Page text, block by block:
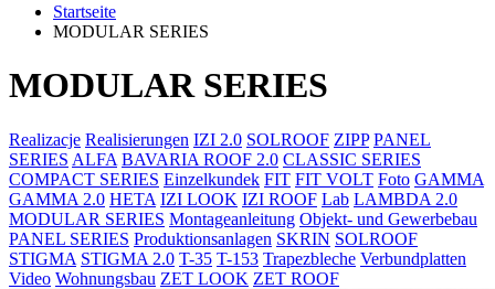
Startseite
MODULAR SERIES
MODULAR SERIES
Realizacje Realisierungen IZI 2.0 SOLROOF ZIPP PANEL
SERIES ALFA BAVARIA ROOF 2.0 CLASSIC SERIES
COMPACT SERIES Einzelkundek FIT FIT VOLT Foto GAMMA
GAMMA 2.0 HETA IZI LOOK IZI ROOF Lab LAMBDA 2.0
MODULAR SERIES Montageanleitung Objekt- und Gewerbebau
PANEL SERIES Produktionsanlagen SKRIN SOLROOF
STIGMA STIGMA 2.0 T-35 T-153 Trapezbleche Verbundplatten
Video Wohnungsbau ZET LOOK ZET ROOF